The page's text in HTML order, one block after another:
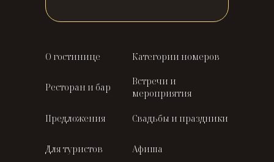
О гостинице Категории номеров
Предложения
Ресторан и бар
Встречи и
мероприятия
Свадьбы и праздники
Для туристов Афиша